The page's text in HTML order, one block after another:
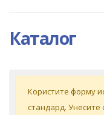
Каталог
Кoриститe форму
стaндaрд.